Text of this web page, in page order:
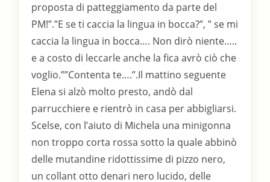
proposta di patteggiamento da parte del
PM!”.”E se ti caccia la lingua in bocca?”, ” se mi
caccia la lingua in bocca…. Non dirò niente…..
e a costo di leccarle anche la fica avrò ciò che
voglio.””Contenta te….”.Il mattino seguente
Elena si alzò molto presto, andò dal
parrucchiere e rientrò in casa per abbigliarsi.
Scelse, con l’aiuto di Michela una minigonna
non troppo corta rossa sotto la quale abbinò
delle mutandine ridottissime di pizzo nero,
un collant otto denari nero lucido, delle